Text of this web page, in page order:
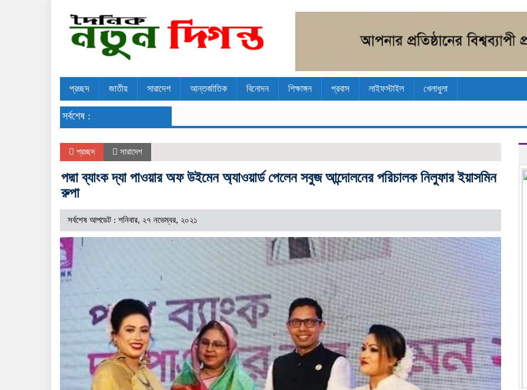
প্রচ্ছদ জাতীয় সারাদেশ আন্তর্জাতিক বিনোদন শিক্ষাঙ্গন প্রবাস লাইফস্টাইল খেলাধুলা
সর্বশেষ :
প্রচ্ছদ সারাদেশ
পদ্মা ব্যাংক দ্যা পাওয়ার অফ উইমেন অ্যাওয়ার্ড পেলেন সবুজ আন্দোলনের পরিচালক নিলুফার ইয়াসমিন
রুপা
সর্বশেষ আপডেট : শনিবার, ২৭ নভেম্বর, ২০২১